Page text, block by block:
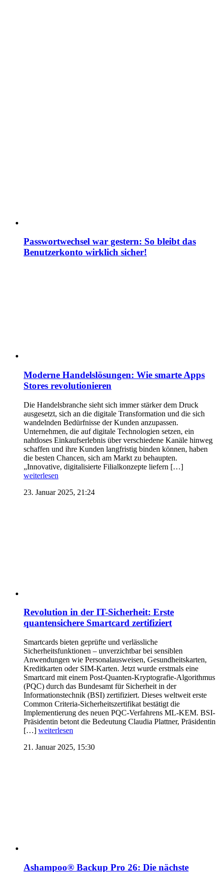
Passwortwechsel war gestern: So bleibt das
Benutzerkonto wirklich sicher!
Moderne Handelslösungen: Wie smarte Apps
Stores revolutionieren
Die Handelsbranche sieht sich immer stärker dem Druck
ausgesetzt, sich an die digitale Transformation und die sich
wandelnden Bedürfnisse der Kunden anzupassen.
Unternehmen, die auf digitale Technologien setzen, ein
nahtloses Einkaufserlebnis über verschiedene Kanäle hinweg
schaffen und ihre Kunden langfristig binden können, haben
die besten Chancen, sich am Markt zu behaupten.
„Innovative, digitalisierte Filialkonzepte liefern […]
weiterlesen
23. Januar 2025, 21:24
Revolution in der IT-Sicherheit: Erste
quantensichere Smartcard zertifiziert
Smartcards bieten geprüfte und verlässliche
Sicherheitsfunktionen – unverzichtbar bei sensiblen
Anwendungen wie Personalausweisen, Gesundheitskarten,
Kreditkarten oder SIM-Karten. Jetzt wurde erstmals eine
Smartcard mit einem Post-Quanten-Kryptografie-Algorithmus
(PQC) durch das Bundesamt für Sicherheit in der
Informationstechnik (BSI) zertifiziert. Dieses weltweit erste
Common Criteria-Sicherheitszertifikat bestätigt die
Implementierung des neuen PQC-Verfahrens ML-KEM. BSI-
Präsidentin betont die Bedeutung Claudia Plattner, Präsidentin
[…] weiterlesen
21. Januar 2025, 15:30
Ashampoo® Backup Pro 26: Die nächste